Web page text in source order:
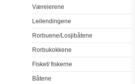
Væreierene
Leilendingene
Rorbuene/Losjibåtene
Rorbukokkene
Fisket/fiskerne
Båtene